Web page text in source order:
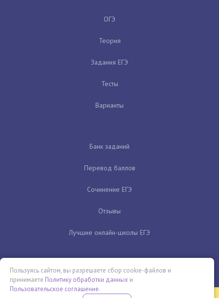
ОГЭ
Теория
Задания ЕГЭ
Тесты
Варианты
Банк заданий
Перевод баллов
Сочинение ЕГЭ
Отзывы
Лучшие онлайн-школы ЕГЭ
Пользуясь сайтом, вы разрешаете сбор cookie-файлов и
принимаете Политику обработки данных и
Пользовательское соглашение.